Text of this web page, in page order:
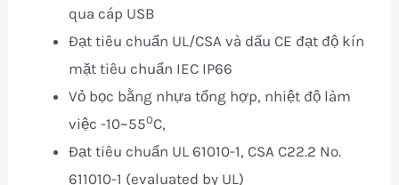
qua cáp USB
Đạt tiêu chuẩn UL/CSA và dấu CE đạt độ kín
mặt tiêu chuẩn IEC IP66
Vỏ bọc bằng nhựa tổng hợp, nhiệt độ làm
việc -10~550C,
Đạt tiêu chuẩn UL 61010-1, CSA C22.2 No.
611010-1 (evaluated by UL)